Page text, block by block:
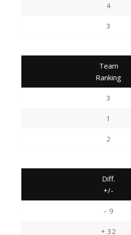
4
3
Team
Ranking
3
1
2
Diff.
+/-
– 9
+ 32